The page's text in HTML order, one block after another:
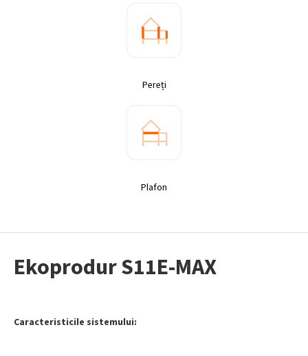
Pereți
Plafon
Ekoprodur S11E-MAX
Caracteristicile sistemului: